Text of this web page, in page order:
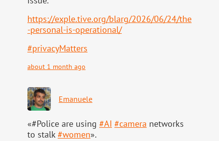
https://exple.tive.org/blarg/2026/06/24/the
-personal-is-operational/
#privacyMatters
about 1 month ago
Emanuele
«#Police are using #AI #camera networks
to stalk#women».